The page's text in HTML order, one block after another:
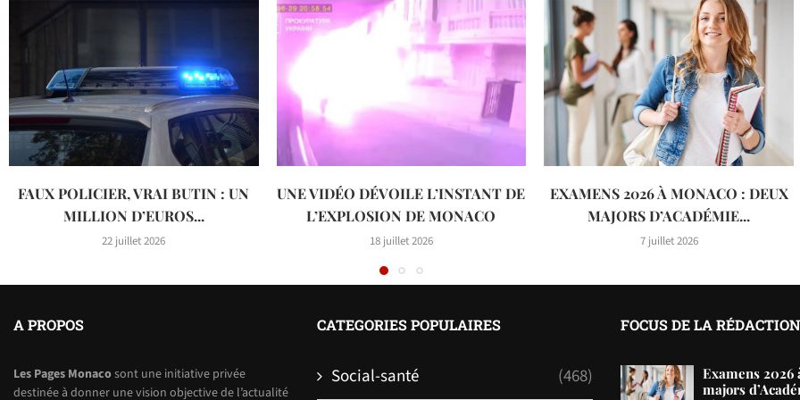
FAUX POLICIER, VRAI BUTIN : UN
MILLION D’EUROS...
22 juillet 2026
UNE VIDÉO DÉVOILE L’INSTANT DE
L’EXPLOSION DE MONACO
18 juillet 2026
EXAMENS 2026 À MONACO : DEUX
MAJORS D’ACADÉMIE...
7 juillet 2026
A PROPOS
Les Pages Monacosont une initiative privée
destinée à donner une vision objective de l’actualité
CATEGORIES POPULAIRES
Social-santé (468)
FOCUS DE LA RÉDACTION
Examens 2026
majors